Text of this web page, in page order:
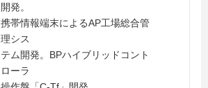
開発。
携帯情報端末によるAP工場総合管
理シス
テム開発。BPハイブリッドコント
ローラ